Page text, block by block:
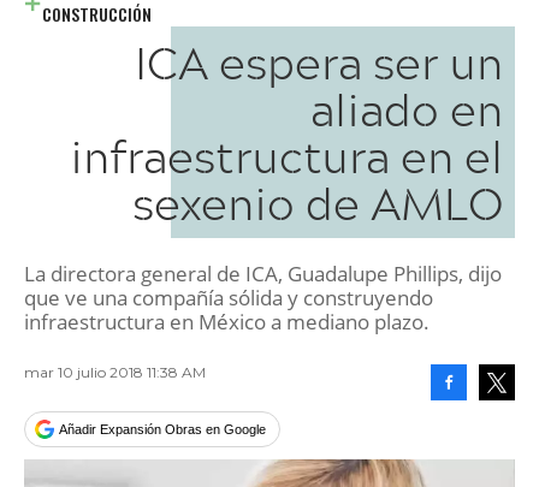
CONSTRUCCIÓN
ICA espera ser un
aliado en
infraestructura en el
sexenio de AMLO
La directora general de ICA, Guadalupe Phillips, dijo
que ve una compañía sólida y construyendo
infraestructura en México a mediano plazo.
mar 10 julio 2018 11:38 AM
Añadir Expansión Obras en Google